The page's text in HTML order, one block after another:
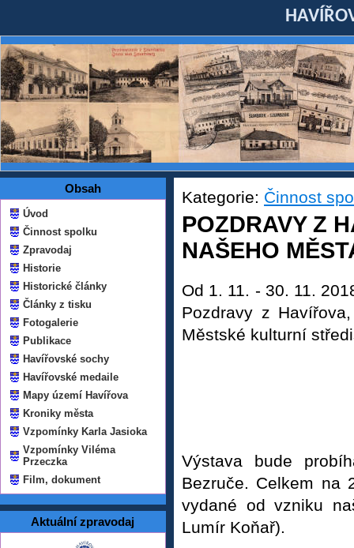
Obsah
Úvod
Činnost spolku
Zpravodaj
Historie
Historické články
Články z tisku
Fotogalerie
Publikace
Havířovské sochy
Havířovské medaile
Mapy území Havířova
Kroniky města
Vzpomínky Karla Jasioka
Vzpomínky Viléma
Przeczka
Film, dokument
Aktuální zpravodaj
Kategorie: Činnost
POZDRAVY Z
NAŠEHO
Od 1. 11. - 30. 11.
Pozdravy z
Městské kulturní
Výstava bude
Bezruče. Celkem na
vydané od vzniku
Lumír Koňař).